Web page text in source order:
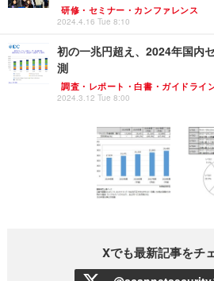
研修・セミナー・カンファレンス
2024.4.16 Tue 8:10
初の一兆円超え、2024年国内
測
調査・レポート・白書・ガイドライ
2024.3.12 Tue 8:00
Xでも最新記事をチ